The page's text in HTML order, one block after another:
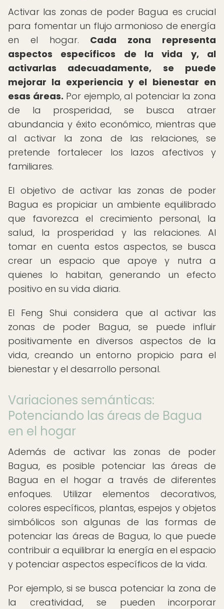
Activar las zonas de poder Bagua es crucial
para fomentar un flujo armonioso de energía
en el hogar. Cada zona representa
aspectos específicos de la vida y, al
activarlas adecuadamente, se puede
mejorar la experiencia y el bienestar en
esas áreas. Por ejemplo, al potenciar la zona
de la prosperidad, se busca atraer
abundancia y éxito económico, mientras que
al activar la zona de las relaciones, se
pretende fortalecer los lazos afectivos y
familiares.
El objetivo de activar las zonas de poder
Bagua es propiciar un ambiente equilibrado
que favorezca el crecimiento personal, la
salud, la prosperidad y las relaciones. Al
tomar en cuenta estos aspectos, se busca
crear un espacio que apoye y nutra a
quienes lo habitan, generando un efecto
positivo en su vida diaria.
El Feng Shui considera que al activar las
zonas de poder Bagua, se puede influir
positivamente en diversos aspectos de la
vida, creando un entorno propicio para el
bienestar y el desarrollo personal.
Variaciones semánticas:
Potenciando las áreas de Bagua
en el hogar
Además de activar las zonas de poder
Bagua, es posible potenciar las áreas de
Bagua en el hogar a través de diferentes
enfoques. Utilizar elementos decorativos,
colores específicos, plantas, espejos y objetos
simbólicos son algunas de las formas de
potenciar las áreas de Bagua, lo que puede
contribuir a equilibrar la energía en el espacio
y potenciar aspectos específicos de la vida.
Por ejemplo, si se busca potenciar la zona de
la creatividad, se pueden incorporar